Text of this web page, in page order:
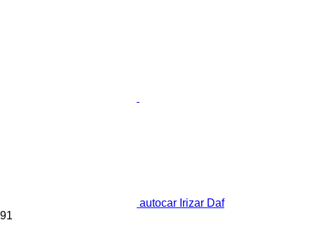
autocar Irizar Daf
91